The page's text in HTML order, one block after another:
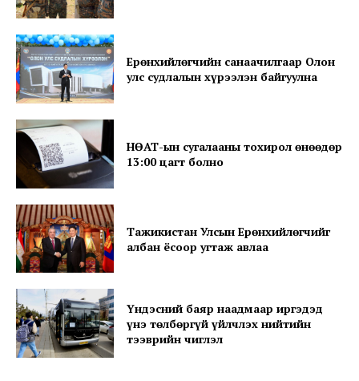
Company
About
Contact us
My account
Ерөнхийлөгчийн санаачилгаар Олон
улс судлалын хүрээлэн байгуулна
НӨАТ-ын сугалааны тохирол өнөөдөр
13:00 цагт болно
Тажикистан Улсын Ерөнхийлөгчийг
албан ёсоор угтаж авлаа
Үндэсний баяр наадмаар иргэдэд
үнэ төлбөргүй үйлчлэх нийтийн
тээврийн чиглэл